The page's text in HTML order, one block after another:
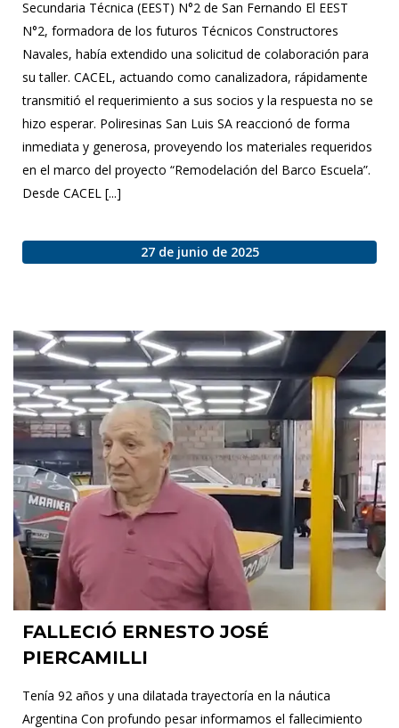
Secundaria Técnica (EEST) N°2 de San Fernando El EEST
N°2, formadora de los futuros Técnicos Constructores
Navales, había extendido una solicitud de colaboración para
su taller. CACEL, actuando como canalizadora, rápidamente
transmitió el requerimiento a sus socios y la respuesta no se
hizo esperar. Poliresinas San Luis SA reaccionó de forma
inmediata y generosa, proveyendo los materiales requeridos
en el marco del proyecto “Remodelación del Barco Escuela”.
Desde CACEL [...]
27 de junio de 2025
FALLECIÓ ERNESTO JOSÉ
PIERCAMILLI
Tenía 92 años y una dilatada trayectoría en la náutica
Argentina Con profundo pesar informamos el fallecimiento